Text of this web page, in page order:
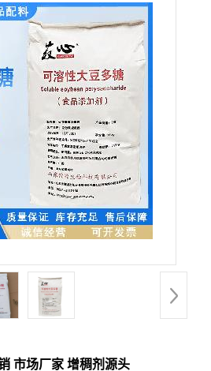
市场厂家 增稠剂源头